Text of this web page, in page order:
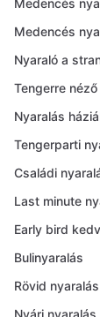
Medencés
Medencés
Nyaraló a
Tengerre
Nyaralás
Tengerparti
Családi
Last minute
Early bird
Bulinyaralás
Rövid nyaralás
Nyári nyaralás